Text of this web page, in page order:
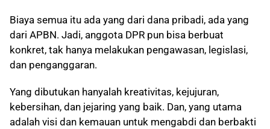
Biaya semua itu ada yang dari dana pribadi, ada yang
dari APBN. Jadi, anggota DPR pun bisa berbuat
konkret, tak hanya melakukan pengawasan, legislasi,
dan penganggaran.
Yang dibutukan hanyalah kreativitas, kejujuran,
kebersihan, dan jejaring yang baik. Dan, yang utama
adalah visi dan kemauan untuk mengabdi dan berbakti